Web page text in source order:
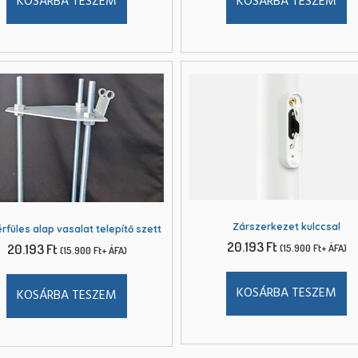
alap vasalat telepítő szett
20.193Ft (15.900 Ft+ ÁFA)
KOSÁRBA TESZEM
Zárszerkezet kulccsal
20.193Ft(15.900 Ft+ ÁFA)
KOSÁRBA TESZEM